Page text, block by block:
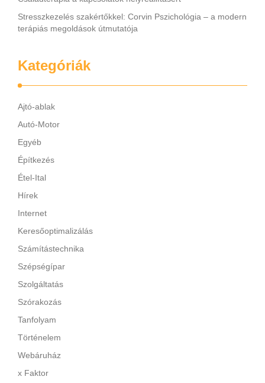
Stresszkezelés szakértőkkel: Corvin Pszichológia – a modern
terápiás megoldások útmutatója
Kategóriák
Ajtó-ablak
Autó-Motor
Egyéb
Építkezés
Étel-Ital
Hírek
Internet
Keresőoptimalizálás
Számítástechnika
Szépségípar
Szolgáltatás
Szórakozás
Tanfolyam
Történelem
Webáruház
x Faktor